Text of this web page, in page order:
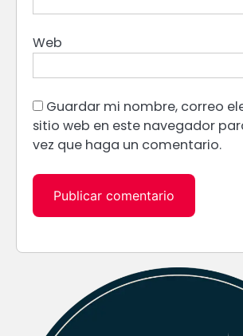
Web
Guardar mi nombre, correo
sitio web en este navegador
vez que haga un comentario.